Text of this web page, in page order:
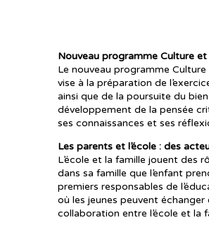
Nouveau programme Culture
Le nouveau programme
vise à la préparation de
ainsi que de la poursuite du
développement de la pensée
ses connaissances et ses
Les parents et l’école : des
L’école et la famille jouent des
dans sa famille que l’enfant
premiers responsables de
où les jeunes peuvent
collaboration entre l’école et